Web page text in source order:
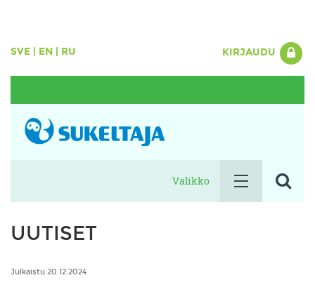
SVE EN RU KIRJAUDU
Valikko
UUTISET
Julkaistu 20.12.2024